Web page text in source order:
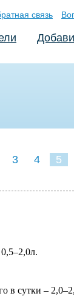
связь
3 4 5
0,5–2,0л.
в сутки –